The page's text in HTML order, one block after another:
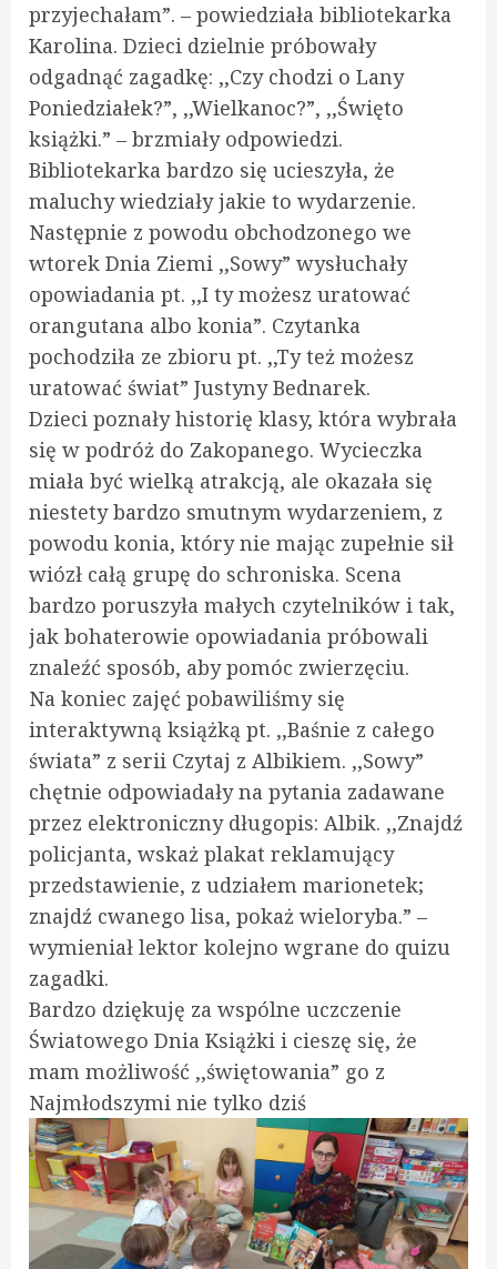
przyjechałam”. – powiedziała bibliotekarka
Karolina. Dzieci dzielnie próbowały
odgadnąć zagadkę: ,,Czy chodzi o Lany
Poniedziałek?”, ,,Wielkanoc?”, ,,Święto
książki.” – brzmiały odpowiedzi.
Bibliotekarka bardzo się ucieszyła, że
maluchy wiedziały jakie to wydarzenie.
Następnie z powodu obchodzonego we
wtorek Dnia Ziemi ,,Sowy” wysłuchały
opowiadania pt. ,,I ty możesz uratować
orangutana albo konia”. Czytanka
pochodziła ze zbioru pt. ,,Ty też możesz
uratować świat” Justyny Bednarek.
Dzieci poznały historię klasy, która wybrała
się w podróż do Zakopanego. Wycieczka
miała być wielką atrakcją, ale okazała się
niestety bardzo smutnym wydarzeniem, z
powodu konia, który nie mając zupełnie sił
wiózł całą grupę do schroniska. Scena
bardzo poruszyła małych czytelników i tak,
jak bohaterowie opowiadania próbowali
znaleźć sposób, aby pomóc zwierzęciu.
Na koniec zajęć pobawiliśmy się
interaktywną książką pt. ,,Baśnie z całego
świata” z serii Czytaj z Albikiem. ,,Sowy”
chętnie odpowiadały na pytania zadawane
przez elektroniczny długopis: Albik. ,,Znajdź
policjanta, wskaż plakat reklamujący
przedstawienie, z udziałem marionetek;
znajdź cwanego lisa, pokaż wieloryba.” –
wymieniał lektor kolejno wgrane do quizu
zagadki.
Bardzo dziękuję za wspólne uczczenie
Światowego Dnia Książki i cieszę się, że
mam możliwość ,,świętowania” go z
Najmłodszymi nie tylko dziś